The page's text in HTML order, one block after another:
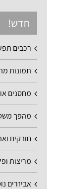
חדש!
רכבים
תמונות
מחסנים
מהפך
חובקים
מריצות
אביזרים